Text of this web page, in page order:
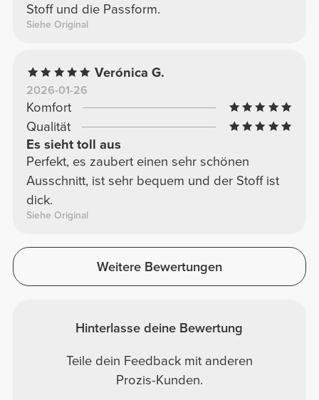
Stoff und die Passform.
Siehe Original
Verónica G.
2026-01-26
Komfort
Qualität
Es sieht toll aus
Perfekt, es zaubert einen sehr schönen
Ausschnitt, ist sehr bequem und der Stoff ist
dick.
Siehe Original
Weitere Bewertungen
Hinterlasse deine Bewertung
Teile dein Feedback mit anderen
Prozis-Kunden.